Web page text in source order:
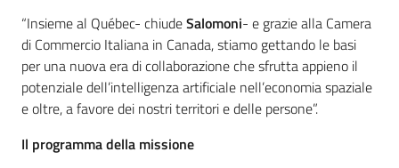
“Insieme al Québec- chiudeSalomoni- e grazie alla Camera
di Commercio Italiana in Canada, stiamo gettando le basi
per una nuova era di collaborazione che sfrutta appieno il
potenziale dell’intelligenza artificiale nell’economia spaziale
e oltre, a favore dei nostri territori e delle persone”.
Il programma della missione